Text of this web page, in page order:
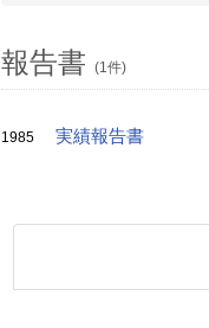
報告書 (1件)
1985 実績報告書